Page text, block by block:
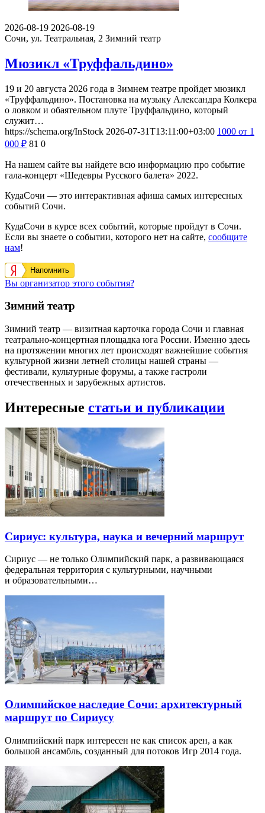
2026-08-19 2026-08-19
Сочи, ул. Театральная, 2 Зимний театр
Мюзикл «Труффальдино»
19 и 20 августа 2026 года в Зимнем театре пройдет мюзикл
«Труффальдино». Постановка на музыку Александра Колкера
о ловком и обаятельном плуте Труффальдино, который
служит…
https://schema.org/InStock 2026-07-31T13:11:00+03:00 1000 от 1
000 ₽ 81 0
На нашем сайте вы найдете всю информацию про событие
гала-концерт «Шедевры Русского балета» 2022.
КудаСочи — это интерактивная афиша самых интересных
событий Сочи.
КудаСочи в курсе всех событий, которые пройдут в Сочи.
Если вы знаете о событии, которого нет на сайте, сообщите
нам!
Напомнить
Вы организатор этого события?
Зимний театр
Зимний театр — визитная карточка города Сочи и главная
театрально-концертная площадка юга России. Именно здесь
на протяжении многих лет происходят важнейшие события
культурной жизни летней столицы нашей страны —
фестивали, культурные форумы, а также гастроли
отечественных и зарубежных артистов.
Интересные статьи и публикации
Сириус: культура, наука и вечерний маршрут
Сириус — не только Олимпийский парк, а развивающаяся
федеральная территория с культурными, научными
и образовательными…
Олимпийское наследие Сочи: архитектурный
маршрут по Сириусу
Олимпийский парк интересен не как список арен, а как
большой ансамбль, созданный для потоков Игр 2014 года.